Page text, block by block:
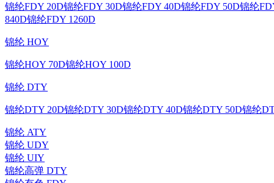
锦纶FDY 20D锦纶FDY 30D锦纶FDY 40D锦纶FDY 50D锦纶
840D锦纶FDY 1260D
锦纶 HOY
锦纶HOY 70D锦纶HOY 100D
锦纶 DTY
锦纶DTY 20D锦纶DTY 30D锦纶DTY 40D锦纶DTY 50D锦纶
锦纶 ATY
锦纶 UDY
锦纶 UIY
锦纶高弹 DTY